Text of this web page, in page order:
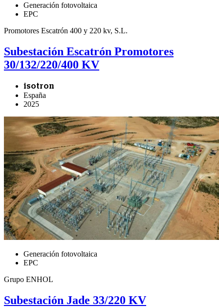
Generación fotovoltaica
EPC
Promotores Escatrón 400 y 220 kv, S.L.
Subestación Escatrón Promotores
30/132/220/400 KV
isotron
España
2025
Generación fotovoltaica
EPC
Grupo ENHOL
Subestación Jade 33/220 KV